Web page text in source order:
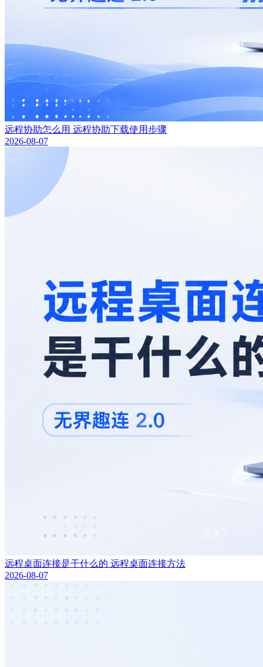
远程协助怎么用 远程协助下载使用步骤
2026-08-07
远程桌面连接是干什么的 远程桌面连接方法
2026-08-07